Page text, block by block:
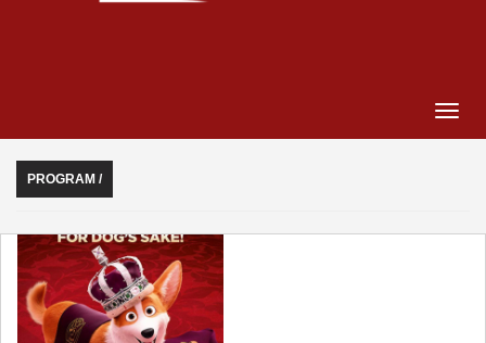
PROGRAM /